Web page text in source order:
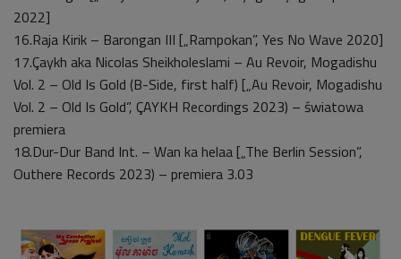
2022]
16.Raja Kirik – Barongan III [„Rampokan”, Yes No Wave 2020]
17.Çaykh aka Nicolas Sheikholeslami – Au Revoir, Mogadishu
Vol. 2 – Old Is Gold (B-Side, first half) [„Au Revoir, Mogadishu
Vol. 2 – Old Is Gold”, ÇAYKH Recordings 2023) – światowa
premiera
18.Dur-Dur Band Int. – Wan ka helaa [„The Berlin Session”,
Outhere Records 2023) – premiera 3.03